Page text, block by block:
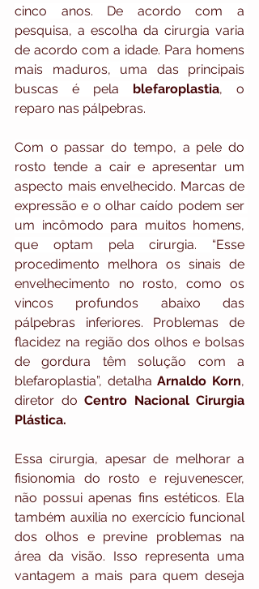
cinco anos. De acordo com a
pesquisa, a escolha da cirurgia varia
de acordo com a idade. Para homens
mais maduros, uma das principais
buscas é pela blefaroplastia, o
reparo nas pálpebras.
Com o passar do tempo, a pele do
rosto tende a cair e apresentar um
aspecto mais envelhecido. Marcas de
expressão e o olhar caído podem ser
um incômodo para muitos homens,
que optam pela cirurgia. “Esse
procedimento melhora os sinais de
envelhecimento no rosto, como os
vincos profundos abaixo das
pálpebras inferiores. Problemas de
flacidez na região dos olhos e bolsas
de gordura têm solução com a
blefaroplastia”, detalha Arnaldo Korn,
diretor do Centro Nacional Cirurgia
Plástica.
Essa cirurgia, apesar de melhorar a
fisionomia do rosto e rejuvenescer,
não possui apenas fins estéticos. Ela
também auxilia no exercício funcional
dos olhos e previne problemas na
área da visão. Isso representa uma
vantagem a mais para quem deseja